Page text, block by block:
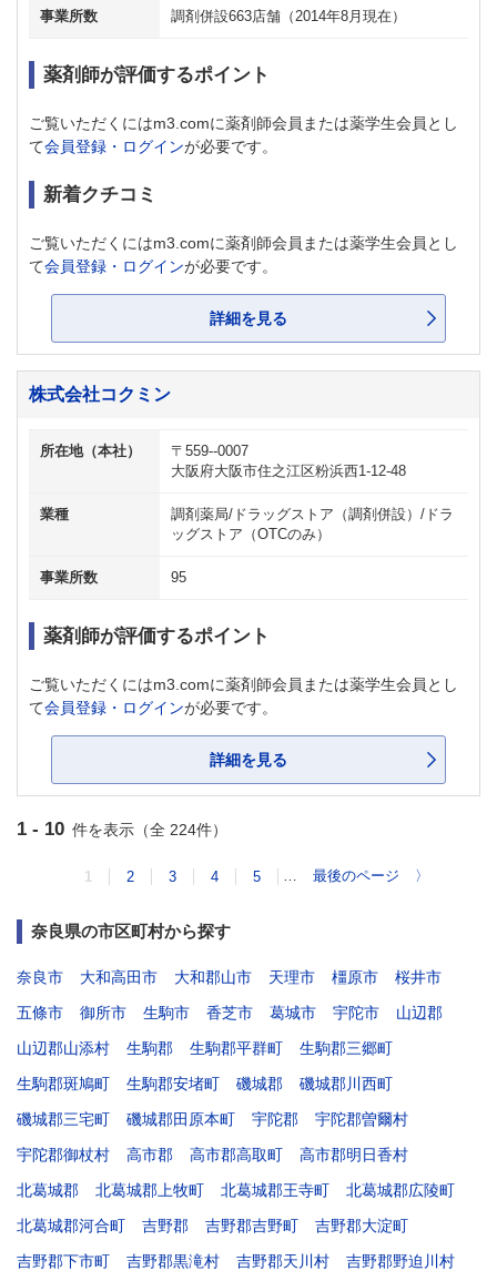
事業所数 調剤併設663店舗（2014年8月現在）
薬剤師が評価するポイント
ご覧いただくにはm3.comに薬剤師会員または薬学生会員とし
て会員登録・ログインが必要です。
新着クチコミ
ご覧いただくにはm3.comに薬剤師会員または薬学生会員とし
て会員登録・ログインが必要です。
詳細を見る
株式会社コクミン
所在地（本社）
〒559--0007
大阪府大阪市住之江区粉浜西1-12-48
業種
調剤薬局/ドラッグストア（調剤併設）/ドラ
ッグストア（OTCのみ）
事業所数 95
薬剤師が評価するポイント
ご覧いただくにはm3.comに薬剤師会員または薬学生会員とし
て会員登録・ログインが必要です。
詳細を見る
1 - 10 件を表示（全 224件）
1 2 3 4 5 … 最後のページ 〉
奈良県の市区町村から探す
奈良市 大和高田市 大和郡山市 天理市 橿原市
桜井市
五條市
御所市 生駒市 香芝市 葛城市 宇陀市
山辺郡
山辺郡山添村
生駒郡 生駒郡平群町
生駒郡三郷町
生駒郡斑鳩町
生駒郡安堵町 磯城郡
磯城郡川西町
磯城郡三宅町
磯城郡田原本町 宇陀郡
宇陀郡曽爾村
宇陀郡御杖村
高市郡 高市郡高取町
高市郡明日香村
北葛城郡
北葛城郡上牧町 北葛城郡王寺町
北葛城郡広陵町
北葛城郡河合町
吉野郡 吉野郡吉野町
吉野郡大淀町
吉野郡下市町
吉野郡黒滝村 吉野郡天川村
吉野郡野迫川村